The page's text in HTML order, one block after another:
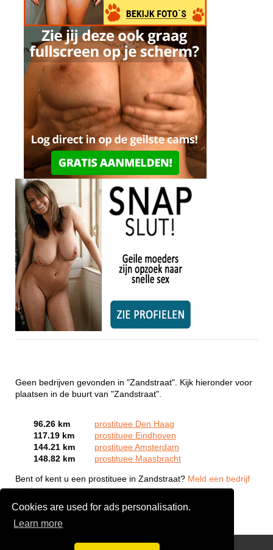
Cookies are used for ads personalisation.
Learn more
Geen bedrijven gevonden in "Zandstraat". Kijk hieronder voor
plaatsen in de buurt van "Zandstraat".
96.26 km
prostituee Den Haag
117.19 km
prostituee Eindhoven
144.21 km
prostituee Amsterdam
148.82 km
prostituee Maasbracht
Bent of kent u een prostituee in Zandstraat? Meld een bedrijf
gratis aan